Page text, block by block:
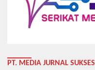
PT. MEDIA JURNAL SUKSES